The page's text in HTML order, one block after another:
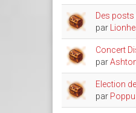
Des
par
Concert
par
Election
par Poppu